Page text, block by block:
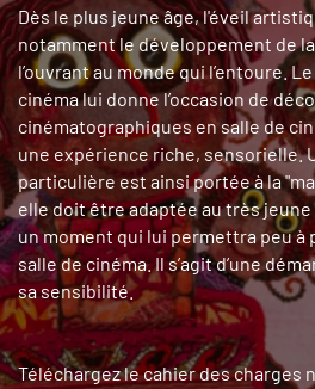
Dès le plus jeune âge, l'éveil
notamment le développement de
l’ouvrant au monde qui l’entoure.
cinéma lui donne l’occasion de
cinématographiques en salle de
une expérience riche, sensorielle.
particulière est ainsi portée à la
elle doit être adaptée au très
un moment qui lui permettra peu à
salle de cinéma. Il s’agit d’une
sa sensibilité.
Téléchargez le cahier des